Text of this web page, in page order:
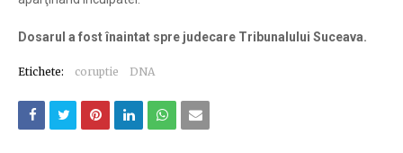
Dosarul a fost înaintat spre judecare Tribunalului Suceava.
Etichete: coruptie DNA